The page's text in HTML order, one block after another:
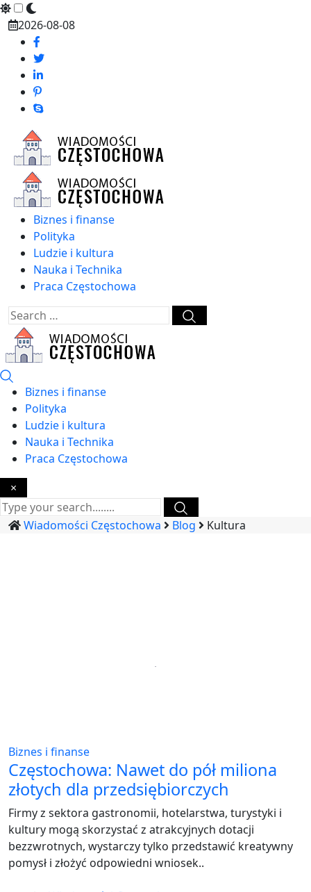
Skip
content
2026-08-08
Biznes i finanse
Polityka
Ludzie i kultura
Nauka i Technika
Praca Częstochowa
Biznes i finanse
Polityka
Ludzie i kultura
Nauka i Technika
Praca Częstochowa
×
Wiadomości Częstochowa Blog Kultura
Biznes i finanse
Częstochowa: Nawet do pół miliona
złotych dla przedsiębiorczych
Firmy z sektora gastronomii, hotelarstwa, turystyki i
kultury mogą skorzystać z atrakcyjnych dotacji
bezzwrotnych, wystarczy tylko przedstawić kreatywny
pomysł i złożyć odpowiedni wniosek..